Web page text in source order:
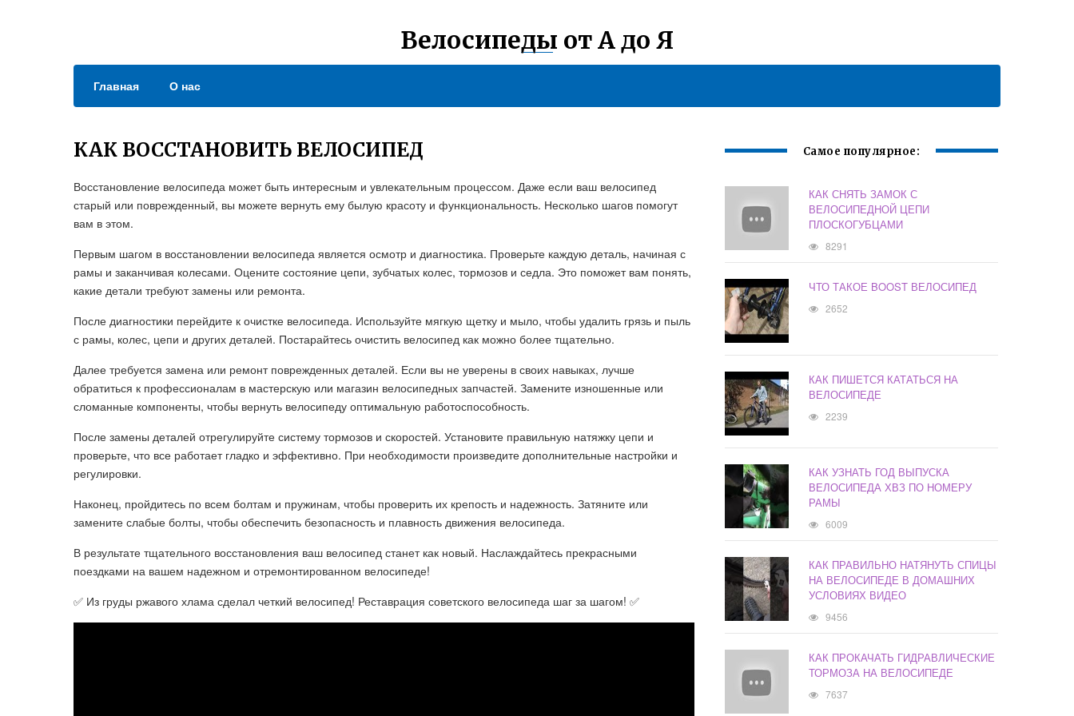
Велосипеды от А до Я
Главная О нас
КАК ВОССТАНОВИТЬ ВЕЛОСИПЕД
Восстановление велосипеда может быть интересным и увлекательным процессом. Даже если ваш велосипед
старый или поврежденный, вы можете вернуть ему былую красоту и функциональность. Несколько шагов помогут
вам в этом.
Первым шагом в восстановлении велосипеда является осмотр и диагностика. Проверьте каждую деталь, начиная с
рамы и заканчивая колесами. Оцените состояние цепи, зубчатых колес, тормозов и седла. Это поможет вам понять,
какие детали требуют замены или ремонта.
После диагностики перейдите к очистке велосипеда. Используйте мягкую щетку и мыло, чтобы удалить грязь и пыль
с рамы, колес, цепи и других деталей. Постарайтесь очистить велосипед как можно более тщательно.
Далее требуется замена или ремонт поврежденных деталей. Если вы не уверены в своих навыках, лучше
обратиться к профессионалам в мастерскую или магазин велосипедных запчастей. Замените изношенные или
сломанные компоненты, чтобы вернуть велосипеду оптимальную работоспособность.
После замены деталей отрегулируйте систему тормозов и скоростей. Установите правильную натяжку цепи и
проверьте, что все работает гладко и эффективно. При необходимости произведите дополнительные настройки и
регулировки.
Наконец, пройдитесь по всем болтам и пружинам, чтобы проверить их крепость и надежность. Затяните или
замените слабые болты, чтобы обеспечить безопасность и плавность движения велосипеда.
В результате тщательного восстановления ваш велосипед станет как новый. Наслаждайтесь прекрасными
поездками на вашем надежном и отремонтированном велосипеде!
✅ Из груды ржавого хлама сделал четкий велосипед! Реставрация советского велосипеда шаг за шагом! ✅
Самое популярное:
КАК СНЯТЬ ЗАМОК С
ВЕЛОСИПЕДНОЙ ЦЕПИ
ПЛОСКОГУБЦАМИ
8291
ЧТО ТАКОЕ BOOST ВЕЛОСИПЕД
2652
КАК ПИШЕТСЯ КАТАТЬСЯ НА
ВЕЛОСИПЕДЕ
2239
КАК УЗНАТЬ ГОД ВЫПУСКА
ВЕЛОСИПЕДА ХВЗ ПО НОМЕРУ
РАМЫ
6009
КАК ПРАВИЛЬНО НАТЯНУТЬ СПИЦЫ
НА ВЕЛОСИПЕДЕ В ДОМАШНИХ
УСЛОВИЯХ ВИДЕО
9456
КАК ПРОКАЧАТЬ ГИДРАВЛИЧЕСКИЕ
ТОРМОЗА НА ВЕЛОСИПЕДЕ
7637